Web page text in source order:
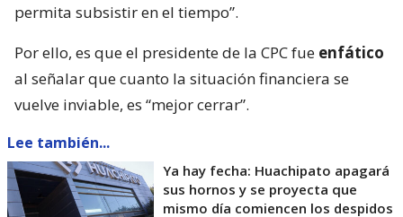
permita subsistir en el tiempo”.
Por ello, es que el presidente de la CPC fue enfático
al señalar que cuanto la situación financiera se
vuelve inviable, es “mejor cerrar”.
Lee también...
Ya hay fecha: Huachipato apagará
sus hornos y se proyecta que
mismo día comiencen los despidos